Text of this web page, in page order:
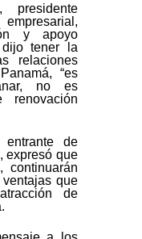
y apoyo
dijo tener la
relaciones
“es
no es
entrante de
expresó que
continuarán
que
de